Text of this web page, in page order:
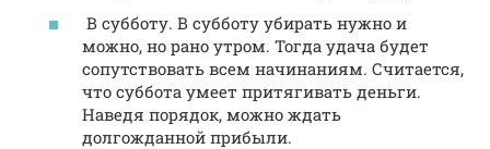
В субботу. В субботу убирать нужно и
можно, но рано утром. Тогда удача будет
сопутствовать всем начинаниям. Считается,
что суббота умеет притягивать деньги.
Наведя порядок, можно ждать
долгожданной прибыли.